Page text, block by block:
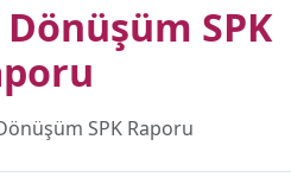
SPK
SPK Raporu